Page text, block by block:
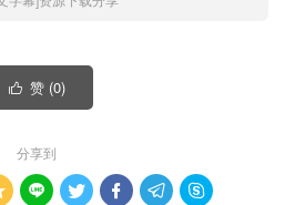
 赞 (0)
分享到
    